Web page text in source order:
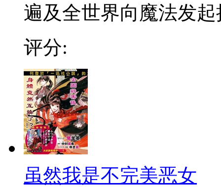
遍及全世界向魔法发起
评分:
虽然我是不完美恶女